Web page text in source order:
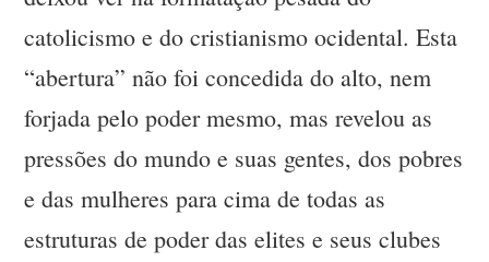
catolicismo e do cristianismo ocidental. Esta
“abertura” não foi concedida do alto, nem
forjada pelo poder mesmo, mas revelou as
pressões do mundo e suas gentes, dos pobres
e das mulheres para cima de todas as
estruturas de poder das elites e seus clubes